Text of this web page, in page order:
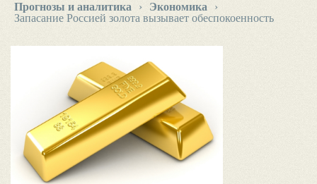
Прогнозы и аналитика › Экономика
›
Запасание Россией золота вызывает обеспокоенность